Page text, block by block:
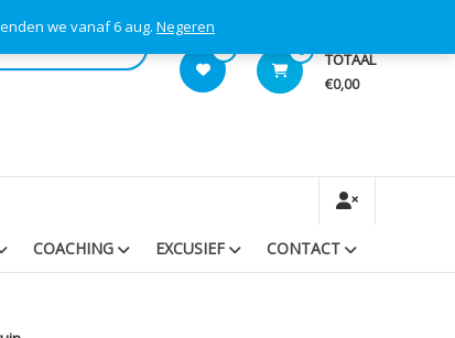
we vanaf 6 aug. Negeren
0 TOTAAL
€0,00
COACHING EXCUSIEF CONTACT